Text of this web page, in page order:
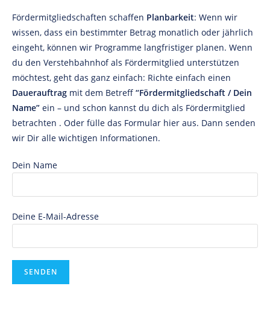
Fördermitgliedschaften schaffen Planbarkeit: Wenn wir
wissen, dass ein bestimmter Betrag monatlich oder jährlich
eingeht, können wir Programme langfristiger planen. Wenn
du den Verstehbahnhof als Fördermitglied unterstützen
möchtest, geht das ganz einfach: Richte einfach einen
Dauerauftrag mit dem Betreff “Fördermitgliedschaft / Dein
Name” ein – und schon kannst du dich als Fördermitglied
betrachten . Oder fülle das Formular hier aus. Dann senden
wir Dir alle wichtigen Informationen.
Dein Name
Deine E-Mail-Adresse